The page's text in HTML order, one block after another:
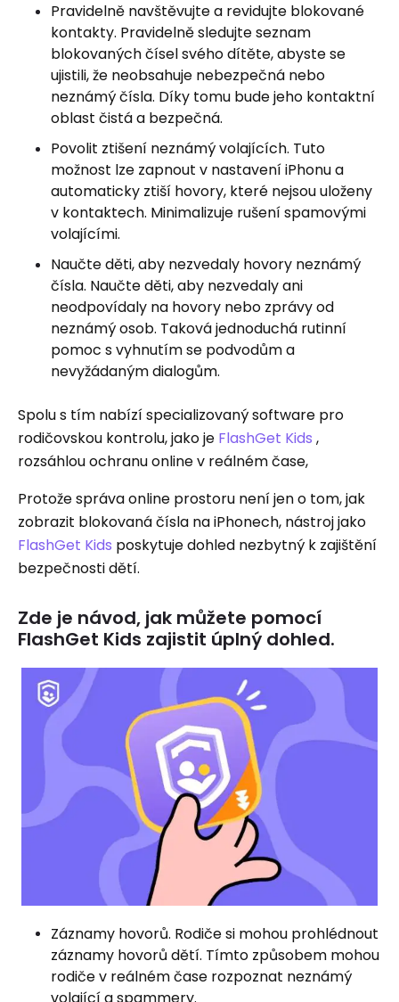
Pravidelně navštěvujte a revidujte blokované
kontakty. Pravidelně sledujte seznam
blokovaných čísel svého dítěte, abyste se
ujistili, že neobsahuje nebezpečná nebo
neznámý čísla. Díky tomu bude jeho kontaktní
oblast čistá a bezpečná.
Povolit ztišení neznámý volajících. Tuto
možnost lze zapnout v nastavení iPhonu a
automaticky ztiší hovory, které nejsou uloženy
v kontaktech. Minimalizuje rušení spamovými
volajícími.
Naučte děti, aby nezvedaly hovory neznámý
čísla. Naučte děti, aby nezvedaly ani
neodpovídaly na hovory nebo zprávy od
neznámý osob. Taková jednoduchá rutinní
pomoc s vyhnutím se podvodům a
nevyžádaným dialogům.
Spolu s tím nabízí specializovaný software pro
rodičovskou kontrolu, jako je FlashGet Kids ,
rozsáhlou ochranu online v reálném čase,
Protože správa online prostoru není jen o tom, jak
zobrazit blokovaná čísla na iPhonech, nástroj jako
FlashGet Kids poskytuje dohled nezbytný k zajištění
bezpečnosti dětí.
Zde je návod, jak můžete pomocí
FlashGet Kids zajistit úplný dohled.
Záznamy hovorů. Rodiče si mohou prohlédnout
záznamy hovorů dětí. Tímto způsobem mohou
rodiče v reálném čase rozpoznat neznámý
volající a spammery.